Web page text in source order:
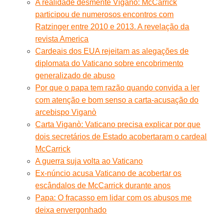
A realidade desmente Viganò: McCarrick
participou de numerosos encontros com
Ratzinger entre 2010 e 2013. A revelação da
revista America
Cardeais dos EUA rejeitam as alegações de
diplomata do Vaticano sobre encobrimento
generalizado de abuso
Por que o papa tem razão quando convida a ler
com atenção e bom senso a carta-acusação do
arcebispo Viganò
Carta Viganò: Vaticano precisa explicar por que
dois secretários de Estado acobertaram o cardeal
McCarrick
A guerra suja volta ao Vaticano
Ex-núncio acusa Vaticano de acobertar os
escândalos de McCarrick durante anos
Papa: O fracasso em lidar com os abusos me
deixa envergonhado